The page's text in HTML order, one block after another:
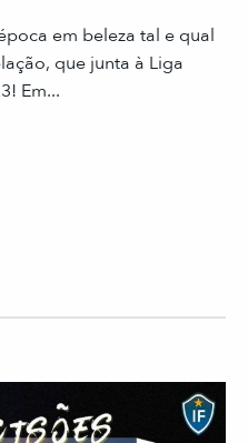
em beleza tal e qual
que junta à Liga
Em...